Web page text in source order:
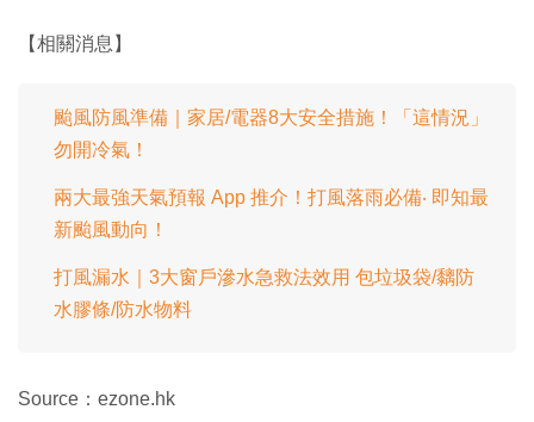
【相關消息】
颱風防風準備｜家居/電器8大安全措施！「這情況」
勿開冷氣！
兩大最強天氣預報 App 推介！打風落雨必備‧ 即知最
新颱風動向！
打風漏水｜3大窗戶滲水急救法效用 包垃圾袋/黐防
水膠條/防水物料
Source：ezone.hk